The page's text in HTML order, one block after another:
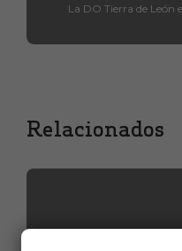
La DO Tierra de León
Relacionados